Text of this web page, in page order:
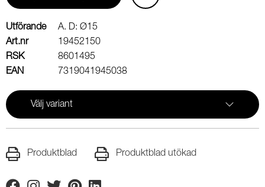
Utförande
A. D: Ø15
Art.nr
19452150
RSK
8601495
EAN
7319041945038
Välj variant
Produktblad Produktblad utökad